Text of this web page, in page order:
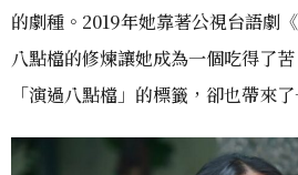
的劇種。2019年她靠著公視台語劇
八點檔的修煉讓她成為一個吃得了
「演過八點檔」的標籤，卻也帶來